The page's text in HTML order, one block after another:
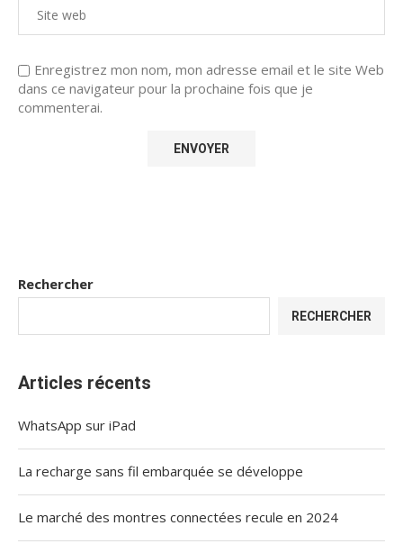
Enregistrez mon nom, mon adresse email et le site Web
dans ce navigateur pour la prochaine fois que je
commenterai.
Rechercher
RECHERCHER
Articles récents
WhatsApp sur iPad
La recharge sans fil embarquée se développe
Le marché des montres connectées recule en 2024